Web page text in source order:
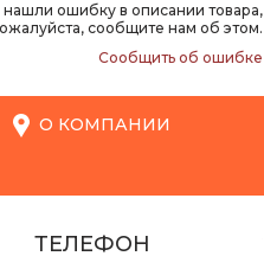
нашли ошибку в описании товара,
сообщите нам об этом.
Сообщить об ошибке
О КОМПАНИИ
ТЕЛЕФОН